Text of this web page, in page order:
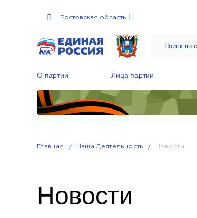
Ростовская область
О партии Лица партии
Главная Наша Деятельность Новости
Новости